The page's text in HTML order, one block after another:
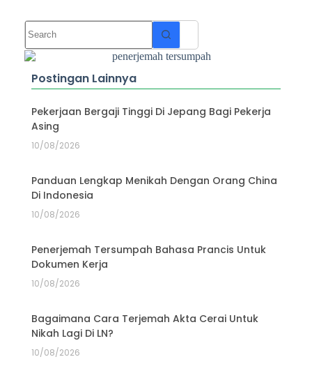
Postingan Lainnya
Pekerjaan Bergaji Tinggi Di Jepang Bagi Pekerja
Asing
10/08/2026
Panduan Lengkap Menikah Dengan Orang China
Di Indonesia
10/08/2026
Penerjemah Tersumpah Bahasa Prancis Untuk
Dokumen Kerja
10/08/2026
Bagaimana Cara Terjemah Akta Cerai Untuk
Nikah Lagi Di LN?
10/08/2026